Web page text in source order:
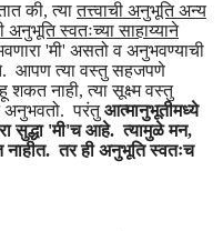
की, त्यातत्त्वाची अनुभूति अन्य
अनुभूति स्वतःच्या साहाय्याने
'मी' असतो व अनुभवण्याची
आपण त्या वस्तु सहजपणे
शकत नाही, त्या सूक्ष्म वस्तु
अनुभवतो. परंतुआत्मानुभूतीमध्ये
सुद्धा 'मी'च आहे. त्यामुळे मन,
नाहीत. तर ही अनुभूति स्वतःच